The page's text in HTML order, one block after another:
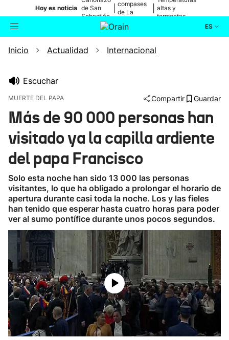
Hoy es noticia de San
Sebastián
compases
de La
altas y
tormentas
ES
Buscador Actualidad
Ikusmiran
Eguraldia
Inicio Actualidad Internacional
Escuchar
MUERTE DEL PAPA Compartir Guardar
Más de 90 000 personas han
visitado ya la capilla ardiente
del papa Francisco
Solo esta noche han sido 13 000 las personas
visitantes, lo que ha obligado a prolongar el horario de
apertura durante casi toda la noche. Los y las fieles
han tenido que esperar hasta cuatro horas para poder
ver al sumo pontífice durante unos pocos segundos.